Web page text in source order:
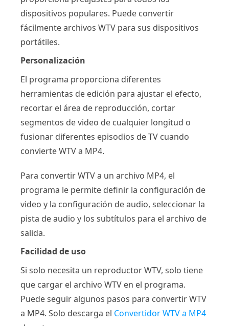
dispositivos populares. Puede convertir
fácilmente archivos WTV para sus dispositivos
portátiles.
Personalización
El programa proporciona diferentes
herramientas de edición para ajustar el efecto,
recortar el área de reproducción, cortar
segmentos de video de cualquier longitud o
fusionar diferentes episodios de TV cuando
convierte WTV a MP4.
Para convertir WTV a un archivo MP4, el
programa le permite definir la configuración de
video y la configuración de audio, seleccionar la
pista de audio y los subtítulos para el archivo de
salida.
Facilidad de uso
Si solo necesita un reproductor WTV, solo tiene
que cargar el archivo WTV en el programa.
Puede seguir algunos pasos para convertir WTV
a MP4. Solo descarga el Convertidor WTV a MP4